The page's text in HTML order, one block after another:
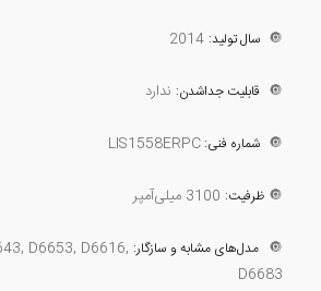
🔘 سال تولید:
🔘 قابلیت جداشدن: ندارد
🔘 شماره فنی:LIS1558ERPC
🔘 ظرفیت:
🔘 مدل‌های مشابه و سازگار: D6653, D6616,
D6683